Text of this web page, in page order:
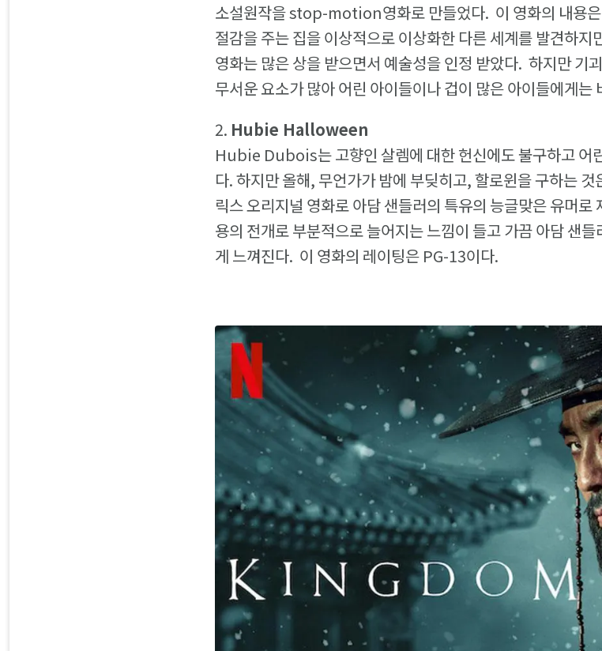
소설원작을 stop-motion영화로 만들었다. 이 영화의 내용
절감을 주는 집을 이상적으로 이상화한 다른 세계를 발견하
영화는 많은 상을 받으면서 예술성을 인정 받았다. 하지만 기
무서운 요소가 많아 어린 아이들이나 겁이 많은 아이들에게는
2. Hubie Halloween
Hubie Dubois는 고향인 살렘에 대한 헌신에도 불구하고 어
다. 하지만 올해, 무언가가 밤에 부딪히고, 할로윈을 구하는
릭스 오리지널 영화로 아담 샌들러의 특유의 능글맞은 유머
용의 전개로 부분적으로 늘어지는 느낌이 들고 가끔 아담 샌
게 느껴진다. 이 영화의 레이팅은 PG-13이다.